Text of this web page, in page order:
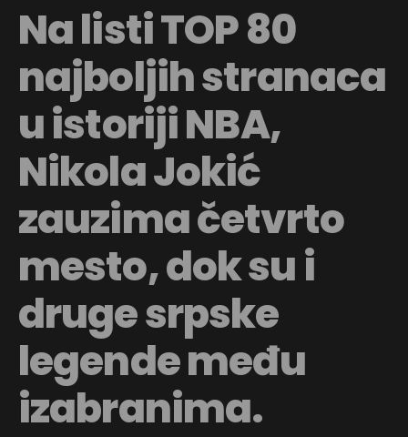
Na listi TOP 80
najboljih stranaca
u istoriji NBA,
Nikola Jokić
zauzima četvrto
mesto, dok su i
druge srpske
legende među
izabranima.